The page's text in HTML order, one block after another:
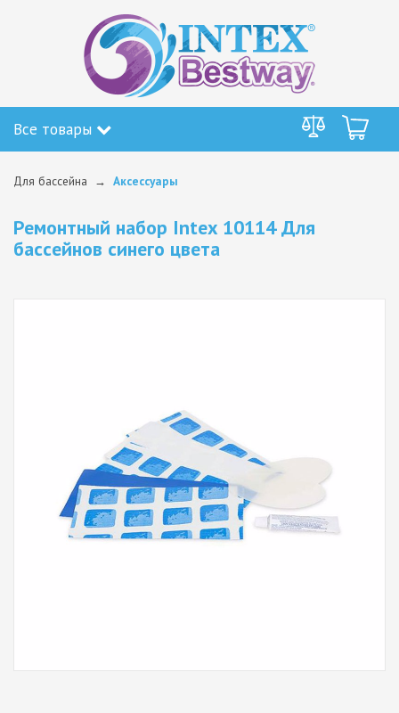
Все товары
Для бассейна Аксессуары
Ремонтный набор Intex 10114 Для
бассейнов синего цвета